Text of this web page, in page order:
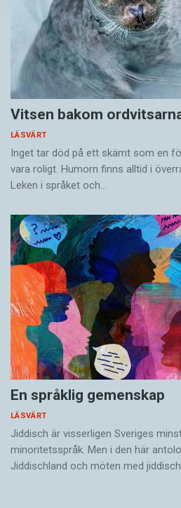
Vitsen bakom
LÄSVÄRT
Inget tar död på ett skämt som en
vara roligt. Humorn finns alltid i
Leken i språket och…
En språklig gemenskap
LÄSVÄRT
Jiddisch är visserligen Sveriges
minoritetsspråk. Men i den här
Jiddischland och möten med